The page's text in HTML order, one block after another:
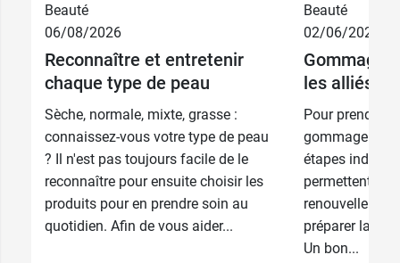
40 ml 6,99 €
Beauté
06/08/2026
Reconnaître et entretenir
chaque type de peau
Sèche, normale, mixte, grasse :
connaissez-vous votre type de peau
? Il n'est pas toujours facile de le
reconnaître pour ensuite choisir les
produits pour en prendre soin au
quotidien. Afin de vous aider...
Beauté
02/06/2026
Gommage
les alliés
Pour prendre
gommage et
étapes
permettent
préparer la
Un bon...